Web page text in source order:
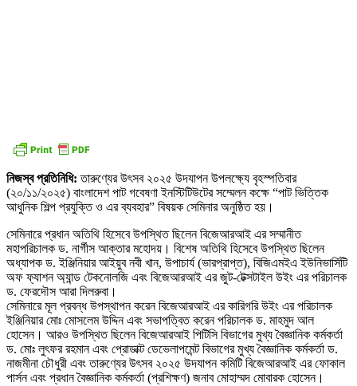
নিজস্ব প্রতিনিধি:তারুণ্যের উৎসব ২০২৫ উদযাপন উপলক্ষ্যে বৃহস্পতিবার
(২০/১১/২০২৫) বাংলাদেশ পাট গবেষণা ইনস্টিটিউটের সম্মেলন কক্ষে “পাট ভিত্তিক
আধুনিক শিল্প প্রযুক্তি ও এর ব্যবহার” বিষয়ক সেমিনার অনুষ্ঠিত হয়।
সেমিনারে প্রধান অতিথি হিসেবে উপস্থিত ছিলেন বিজেআরআই এর সম্মানীত
মহাপরিচালক ড. নার্গীস আক্তার মহোদয়। বিশেষ অতিথি হিসেবে উপস্থিত ছিলেন
অধ্যাপক ড. ইঞ্জিনিয়ার আইয়ুব নবী খান, উপাচার্য (ভারপ্রাপ্ত), বিজিএমইএ ইউনিভার্সিটি
অফ ফ্যাশন অ্যান্ড টেকনোলজি এবং বিজেআরআই এর জুট-টেক্সটাইল উইং এর পরিচালক
ড. ফেরদৌস আরা দিলরুবা।
সেমিনারে মূল প্রবন্ধ উপস্থাপন করেন বিজেআরআই এর কারিগরি উইং এর পরিচালক
ইঞ্জিনিয়ার মোঃ মোসলেম উদ্দিন এবং সভাপত্বিত করেন পরিচালক ড. মাহমুদ আল
হোসেন। আরও উপস্থিত ছিলেন বিজেআরআই পিটিসি বিভাগের মুখ্য বৈজ্ঞানিক কর্মকর্তা
ড. মোঃ লুৎফর রহমান এবং প্রোডাক্ট ডেভেলাপমেন্ট বিভাগের মুখ্য বৈজ্ঞানিক কর্মকর্তা ড.
নাজমীনা চৌধুরী এবং তারুণ্যের উৎসব ২০২৫ উদযাপন কমিটি বিজেআরআই এর ফোকাল
পার্সন এবং প্রধান বৈজ্ঞানিক কর্মকর্তা (প্রশিক্ষণ) জনাব মোহাম্মদ মোবারক হোসেন।